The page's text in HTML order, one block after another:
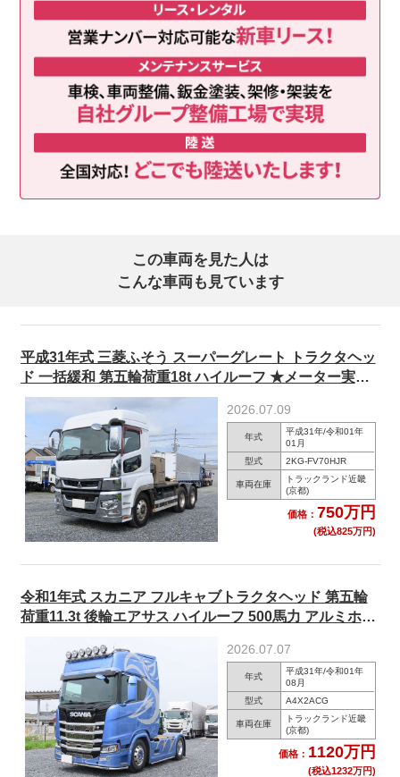
この車両を見た人は
こんな車両も見ています
平成31年式 三菱ふそう スーパーグレート トラクタヘッ
ド 一括緩和 第五輪荷重18t ハイルーフ ★メーター実走
行約48万km /R9年2月迄車検付★
2026.07.09
年式
平成31年/令和01年
01月
型式
2KG-FV70HJR
車両在庫
トラックランド近畿
(京都)
価格： 750万円
(税込825万円)
令和1年式 スカニア フルキャブトラクタヘッド 第五輪
荷重11.3t 後輪エアサス ハイルーフ 500馬力 アルミホイ
2026.07.07
年式
平成31年/令和01年
08月
型式
A4X2ACG
車両在庫
トラックランド近畿
(京都)
価格： 1120万円
(税込1232万円)